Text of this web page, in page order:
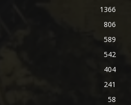
1366
806
589
542
404
241
58